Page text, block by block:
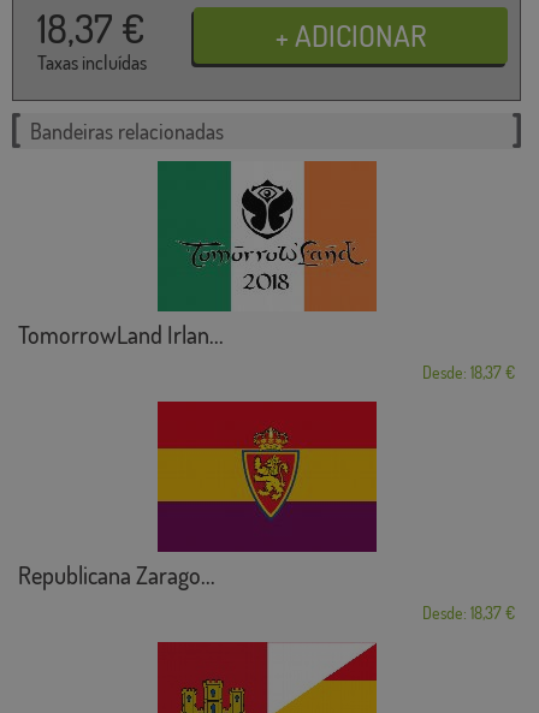
18,37 €
Taxas incluídas
Bandeiras relacionadas
TomorrowLand Irlan...
Desde: 18,37 €
Republicana Zarago...
Desde: 18,37 €